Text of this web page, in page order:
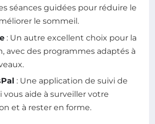
séances guidées pour réduire le
le sommeil.
: Un autre excellent choix pour la
avec des programmes adaptés à
: Une application de suivi de
vous aide à surveiller votre
et à rester en forme.